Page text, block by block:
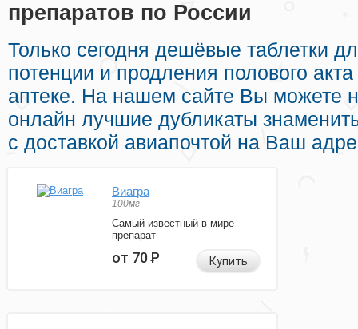
препаратов по России
Только сегодня дешёвые таблетки
потенции и продления полового
аптеке. На нашем сайте Вы можете
онлайн лучшие дубликаты
с доставкой авиапочтой на Ваш
Виагра
100мг
Самый известный в мире
препарат
от 70Р Купить